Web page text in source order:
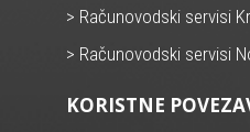
> Računovodski servisi
> Računovodski servisi
KORISTNE